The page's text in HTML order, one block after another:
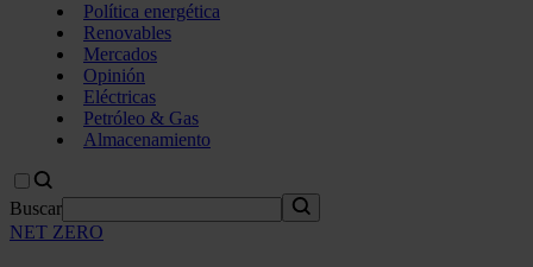
Política energética
Renovables
Mercados
Opinión
Eléctricas
Petróleo & Gas
Almacenamiento
Buscar
NET ZERO